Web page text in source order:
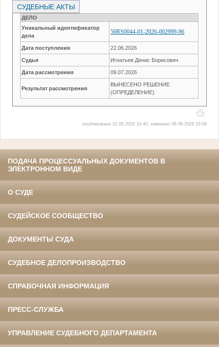
СУДЕБНЫЕ АКТЫ
ДЕЛО
Уникальный идентификатор
дела
50RS0044-01-2026-002999-96
Дата поступления 22.06.2026
Судья Игнатьев Денис Борисович
Дата рассмотрения 09.07.2026
Результат рассмотрения
ВЫНЕСЕНО РЕШЕНИЕ
(ОПРЕДЕЛЕНИЕ)
опубликовано 22.06.2026 10:40, изменено 06.08.2026 10:09
ПОДАЧА ПРОЦЕССУАЛЬНЫХ ДОКУМЕНТОВ В
ЭЛЕКТРОННОМ ВИДЕ
О СУДЕ
СУДЕЙСКОЕ СООБЩЕСТВО
ДОКУМЕНТЫ СУДА
СУДЕБНОЕ ДЕЛОПРОИЗВОДСТВО
СПРАВОЧНАЯ ИНФОРМАЦИЯ
ПРЕСС-СЛУЖБА
УПРАВЛЕНИЕ СУДЕБНОГО ДЕПАРТАМЕНТА